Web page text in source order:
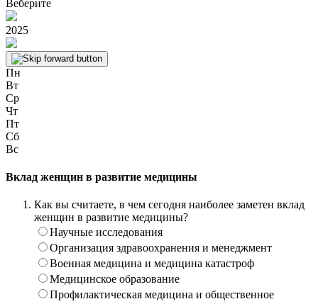
Веберите
2025
Пн
Вт
Ср
Чт
Пт
Сб
Вс
Вклад женщин в развитие медицины
Как вы считаете, в чем сегодня наиболее заметен вклад
женщин в развитие медицины?
Научные исследования
Организация здравоохранения и менеджмент
Военная медицина и медицина катастроф
Медицинское образование
Профилактическая медицина и общественное